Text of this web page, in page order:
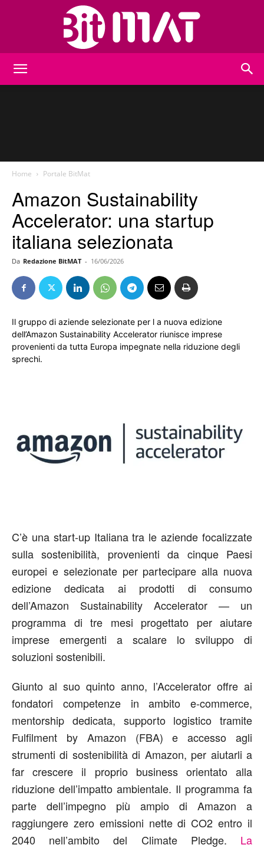
Home Portale BitMat
Amazon Sustainability
Accelerator: una startup
italiana selezionata
Da Redazione BitMAT - 16/06/2026
Il gruppo di aziende selezionate per l a nuova edizione
dell’Amazon Sustainability Accelerator riunisce imprese
provenienti da tutta Europa impegnate nella riduzione degli
sprechi.
C’è una start-up Italiana tra le aziende focalizzate
sulla sostenibilità, provenienti da cinque Paesi
europei e selezionate per partecipare alla nuova
edizione dedicata ai prodotti di consumo
dell’Amazon Sustainability Accelerator — un
programma di tre mesi progettato per aiutare
imprese emergenti a scalare lo sviluppo di
soluzioni sostenibili.
Giunto al suo quinto anno, l’Accelerator offre ai
fondatori competenze in ambito e-commerce,
mentorship dedicata, supporto logistico tramite
Fulfilment by Amazon (FBA) e accesso agli
strumenti di sostenibilità di Amazon, per aiutarli a
far crescere il proprio business orientato alla
riduzione dell’impatto ambientale. Il programma fa
parte dell’impegno più ampio di Amazon a
raggiungere zero emissioni nette di CO2 entro il
2040 nell’ambito del Climate Pledge. La